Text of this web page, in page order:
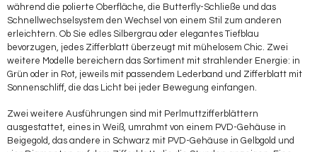
während die polierte Oberfläche, die Butterfly-Schließe und das
Schnellwechselsystem den Wechsel von einem Stil zum anderen
erleichtern. Ob Sie edles Silbergrau oder elegantes Tiefblau
bevorzugen, jedes Zifferblatt überzeugt mit mühelosem Chic. Zwei
weitere Modelle bereichern das Sortiment mit strahlender Energie: in
Grün oder in Rot, jeweils mit passendem Lederband und Zifferblatt mit
Sonnenschliff, die das Licht bei jeder Bewegung einfangen.
Zwei weitere Ausführungen sind mit Perlmuttzifferblättern
ausgestattet, eines in Weiß, umrahmt von einem PVD-Gehäuse in
Beigegold, das andere in Schwarz mit PVD-Gehäuse in Gelbgold und